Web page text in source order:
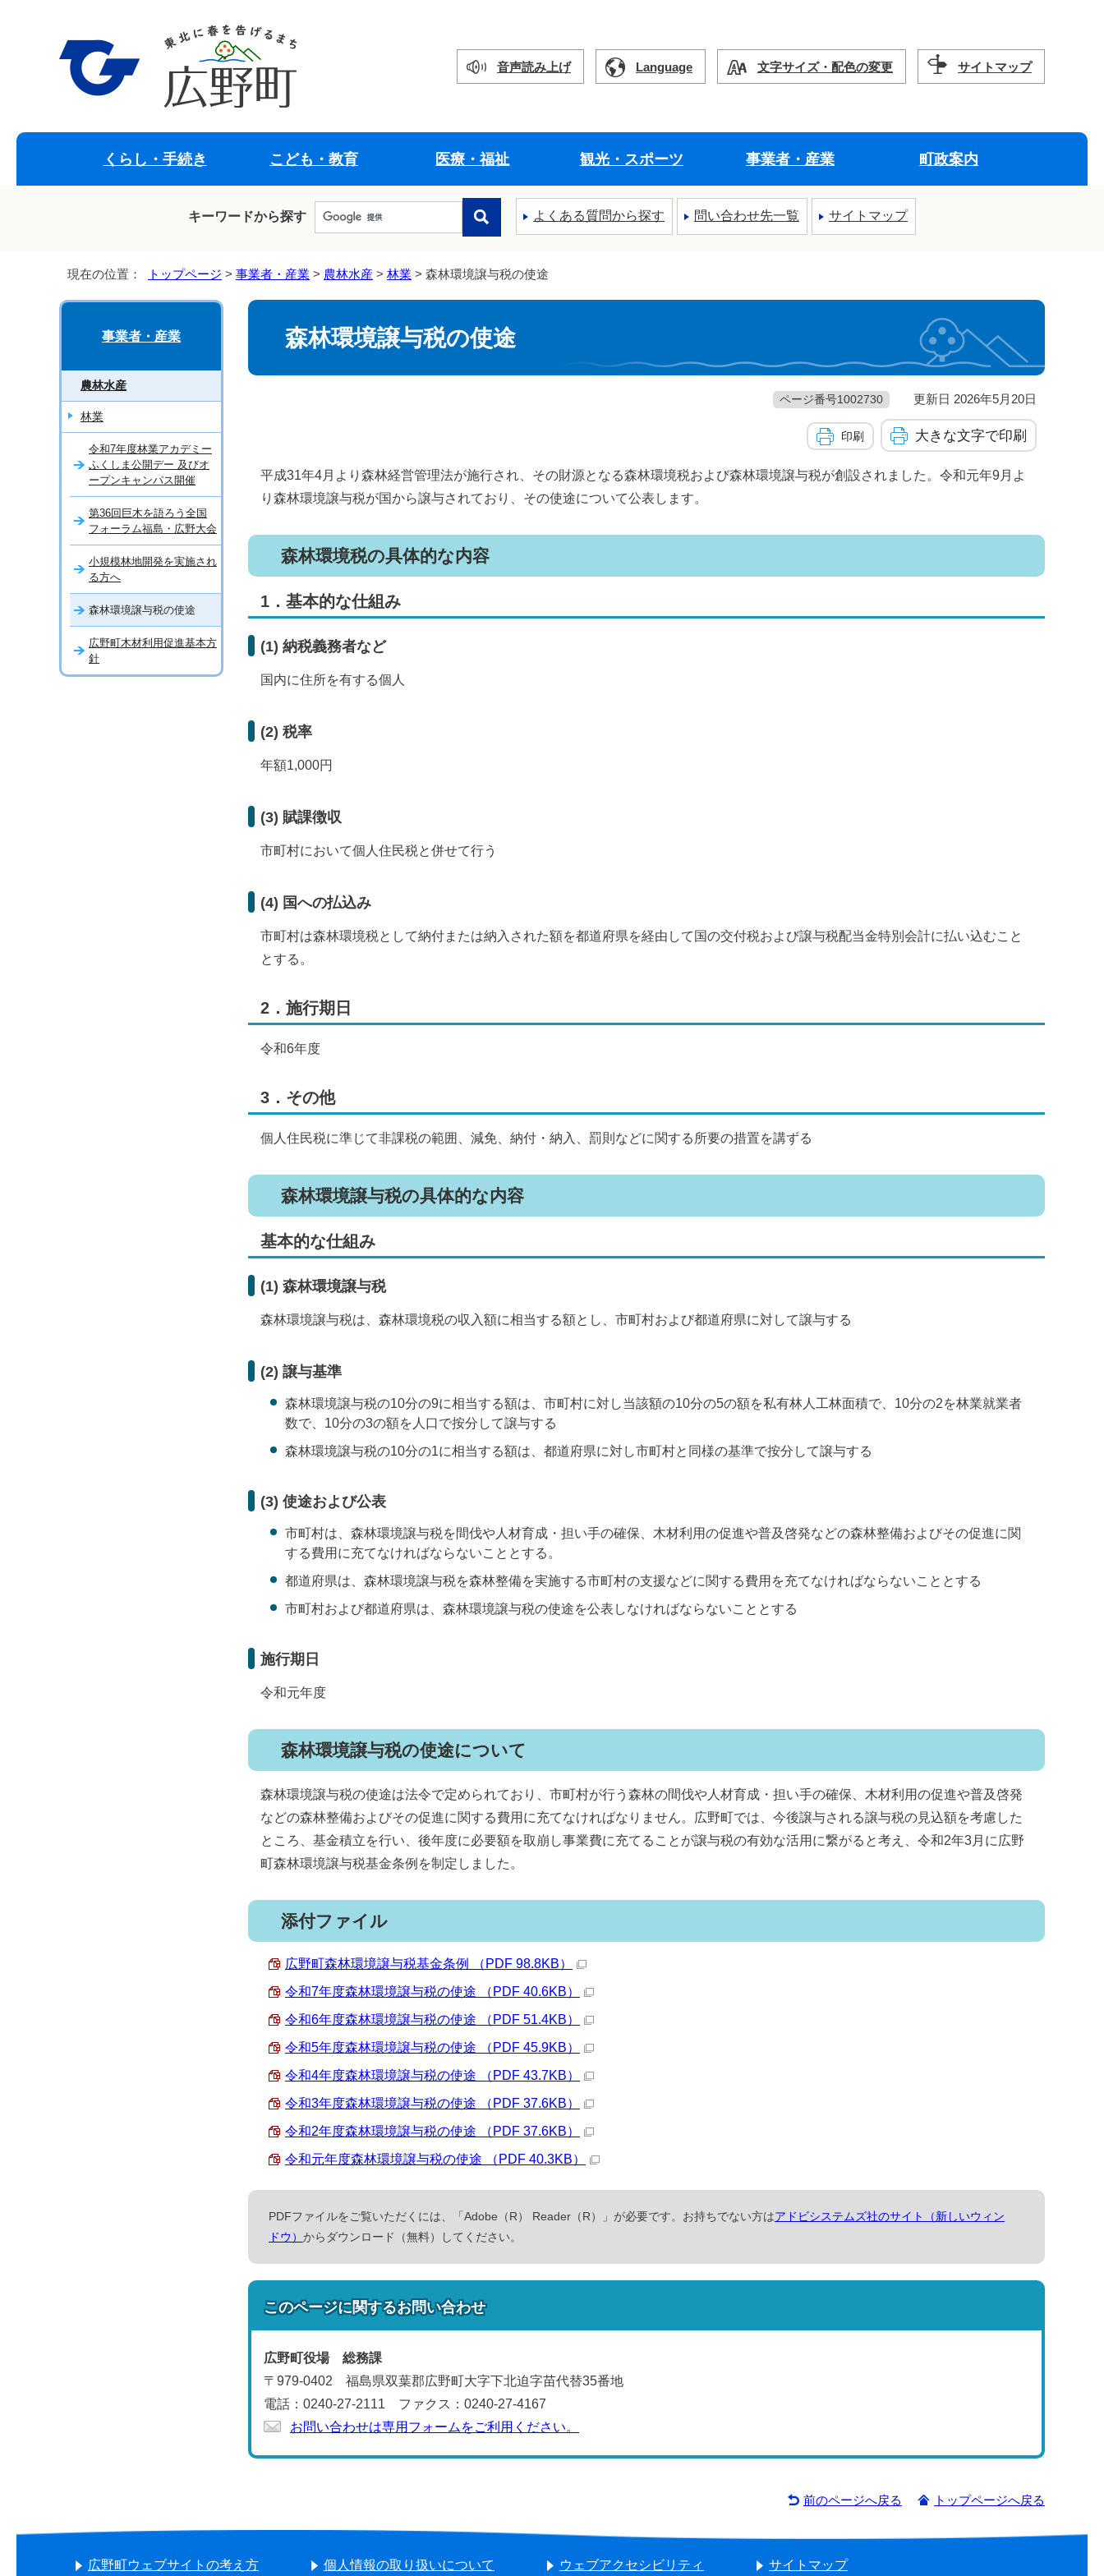
音声読み上げ Language 文字サイズ・配色の変更 サイトマップ
くらし・手続き こども・教育 医療・福祉 観光・スポーツ 事業者・産業 町政案内
キーワードから探す よくある質問から探す 問い合わせ先一覧 サイトマップ
現在の位置： トップページ > 事業者・産業 > 農林水産 > 林業 > 森林環境譲与税の使途
森林環境譲与税の使途
ページ番号1002730 更新日 2026年5月20日
印刷 大きな文字で印刷
平成31年4月より森林経営管理法が施行され、その財源となる森林環境税および森林環境譲与税が創設されました。令和元年9月よ
り森林環境譲与税が国から譲与されており、その使途について公表します。
森林環境税の具体的な内容
1．基本的な仕組み
(1) 納税義務者など
国内に住所を有する個人
(2) 税率
年額1,000円
(3) 賦課徴収
市町村において個人住民税と併せて行う
(4) 国への払込み
市町村は森林環境税として納付または納入された額を都道府県を経由して国の交付税および譲与税配当金特別会計に払い込むこと
とする。
2．施行期日
令和6年度
3．その他
個人住民税に準じて非課税の範囲、減免、納付・納入、罰則などに関する所要の措置を講ずる
森林環境譲与税の具体的な内容
基本的な仕組み
(1) 森林環境譲与税
森林環境譲与税は、森林環境税の収入額に相当する額とし、市町村および都道府県に対して譲与する
(2) 譲与基準
森林環境譲与税の10分の9に相当する額は、市町村に対し当該額の10分の5の額を私有林人工林面積で、10分の2を林業就業者
数で、10分の3の額を人口で按分して譲与する
森林環境譲与税の10分の1に相当する額は、都道府県に対し市町村と同様の基準で按分して譲与する
(3) 使途および公表
市町村は、森林環境譲与税を間伐や人材育成・担い手の確保、木材利用の促進や普及啓発などの森林整備およびその促進に関
する費用に充てなければならないこととする。
都道府県は、森林環境譲与税を森林整備を実施する市町村の支援などに関する費用を充てなければならないこととする
市町村および都道府県は、森林環境譲与税の使途を公表しなければならないこととする
施行期日
令和元年度
森林環境譲与税の使途について
森林環境譲与税の使途は法令で定められており、市町村が行う森林の間伐や人材育成・担い手の確保、木材利用の促進や普及啓発
などの森林整備およびその促進に関する費用に充てなければなりません。広野町では、今後譲与される譲与税の見込額を考慮した
ところ、基金積立を行い、後年度に必要額を取崩し事業費に充てることが譲与税の有効な活用に繋がると考え、令和2年3月に広野
町森林環境譲与税基金条例を制定しました。
添付ファイル
広野町森林環境譲与税基金条例 （PDF 98.8KB）
令和7年度森林環境譲与税の使途 （PDF 40.6KB）
令和6年度森林環境譲与税の使途 （PDF 51.4KB）
令和5年度森林環境譲与税の使途 （PDF 45.9KB）
令和4年度森林環境譲与税の使途 （PDF 43.7KB）
令和3年度森林環境譲与税の使途 （PDF 37.6KB）
令和2年度森林環境譲与税の使途 （PDF 37.6KB）
令和元年度森林環境譲与税の使途 （PDF 40.3KB）
PDFファイルをご覧いただくには、「Adobe（R） Reader（R）」が必要です。お持ちでない方はアドビシステムズ社のサイト（新しいウィン
ドウ） からダウンロード（無料）してください。
このページに関するお問い合わせ
広野町役場 総務課
〒979-0402 福島県双葉郡広野町大字下北迫字苗代替35番地
電話：0240-27-2111 ファクス：0240-27-4167
お問い合わせは専用フォームをご利用ください。
事業者・産業
農林水産
林業
令和7年度林業アカデミー
ふくしま公開デー 及びオ
ープンキャンパス開催
第36回巨木を語ろう全国
フォーラム福島・広野大会
小規模林地開発を実施され
る方へ
森林環境譲与税の使途
広野町木材利用促進基本方
針
前のページへ戻る トップページへ戻る
広野町ウェブサイトの考え方 個人情報の取り扱いについて ウェブアクセシビリティ サイトマップ